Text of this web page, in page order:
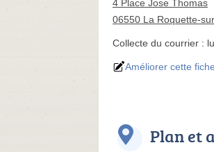
4 Place Jose Thomas
06550 La Roquette-
Collecte du courrier :
Améliorer cette fiche
Plan et